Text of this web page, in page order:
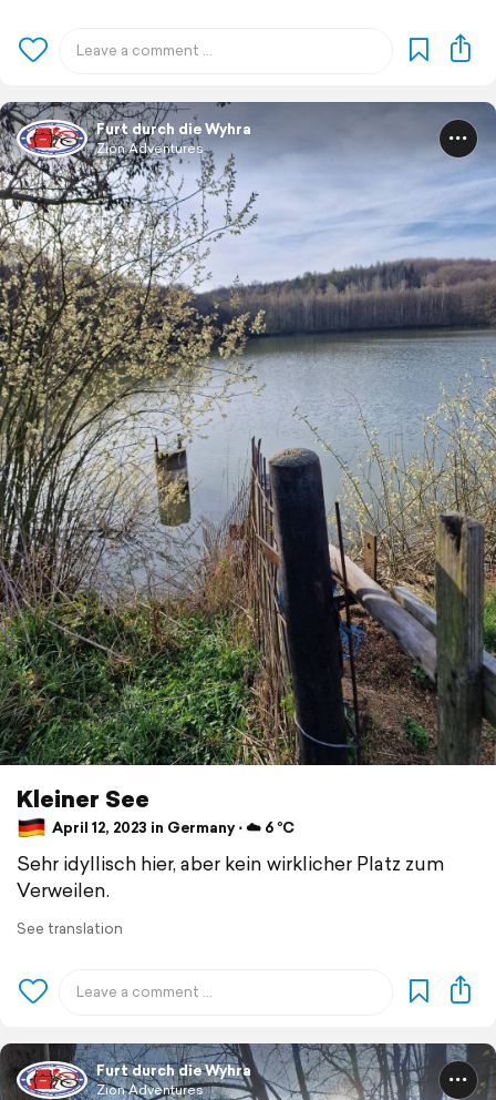
Furt durch die Wyhra
Zion Adventures
Kleiner See
April 12, 2023 in Germany ⋅ ☁️ 6 °C
Sehr idyllisch hier, aber kein wirklicher Platz zum
Verweilen.
See translation
Furt durch die Wyhra
Zion Adventures